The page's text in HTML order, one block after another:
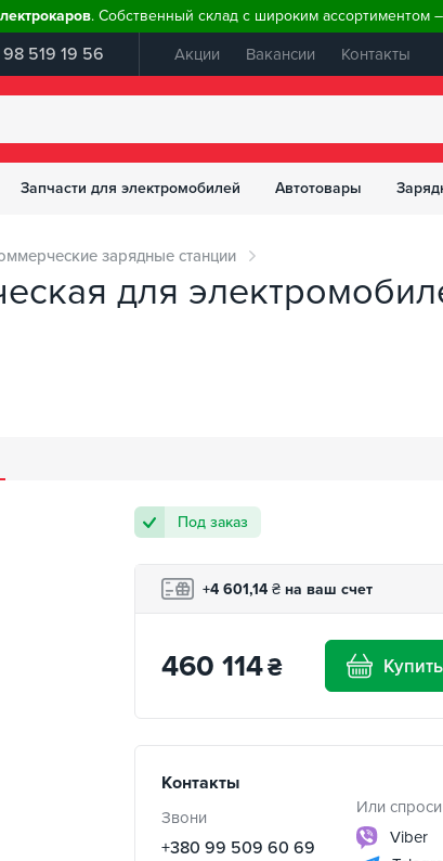
. Собственный склад с широким ассортиментом
519 19 56 Акции Вакансии Контакты
Запчасти для электромобилей Автотовары
зарядные станции
для
Под заказ
+4 601,14 ₴ на ваш счет
460 114₴ Купить
Контакты
Звони
+380 99 509 60 69
Или
Viber